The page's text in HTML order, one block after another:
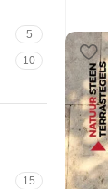
5
10
15